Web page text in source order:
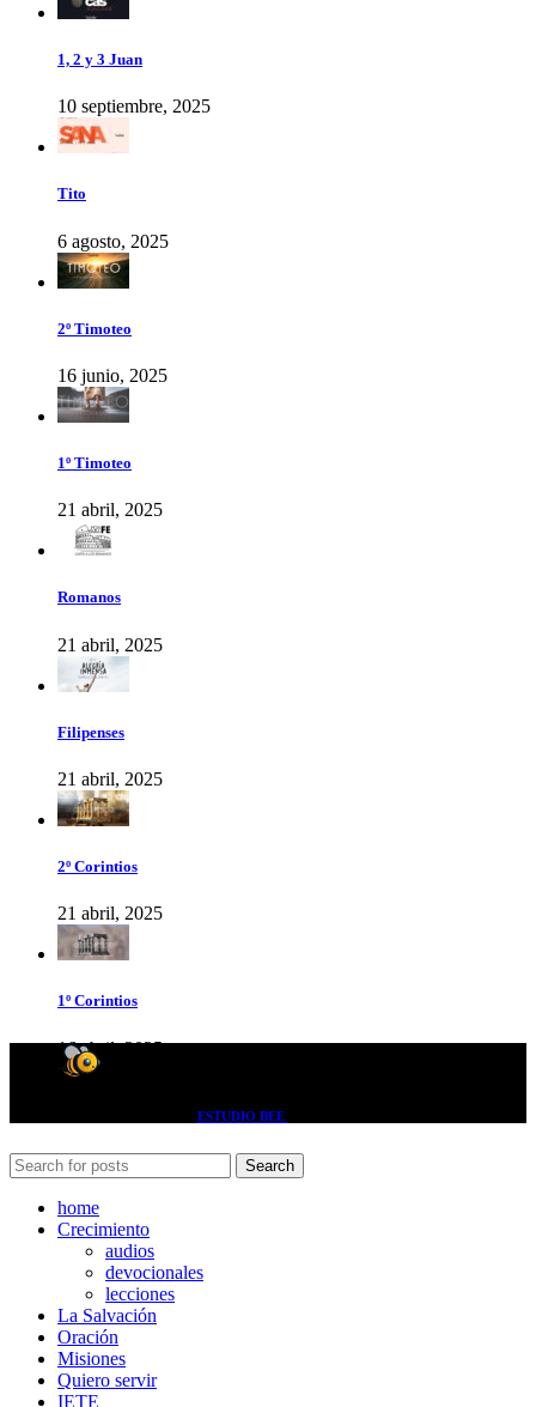
1, 2 y 3 Juan
10 septiembre, 2025
Tito
6 agosto, 2025
2º Timoteo
16 junio, 2025
1º Timoteo
21 abril, 2025
Romanos
21 abril, 2025
Filipenses
21 abril, 2025
2º Corintios
21 abril, 2025
1º Corintios
16 abril, 2025
ESTUDIO BEE
Search
home
Crecimiento
audios
devocionales
lecciones
La Salvación
Oración
Misiones
Quiero servir
IETE